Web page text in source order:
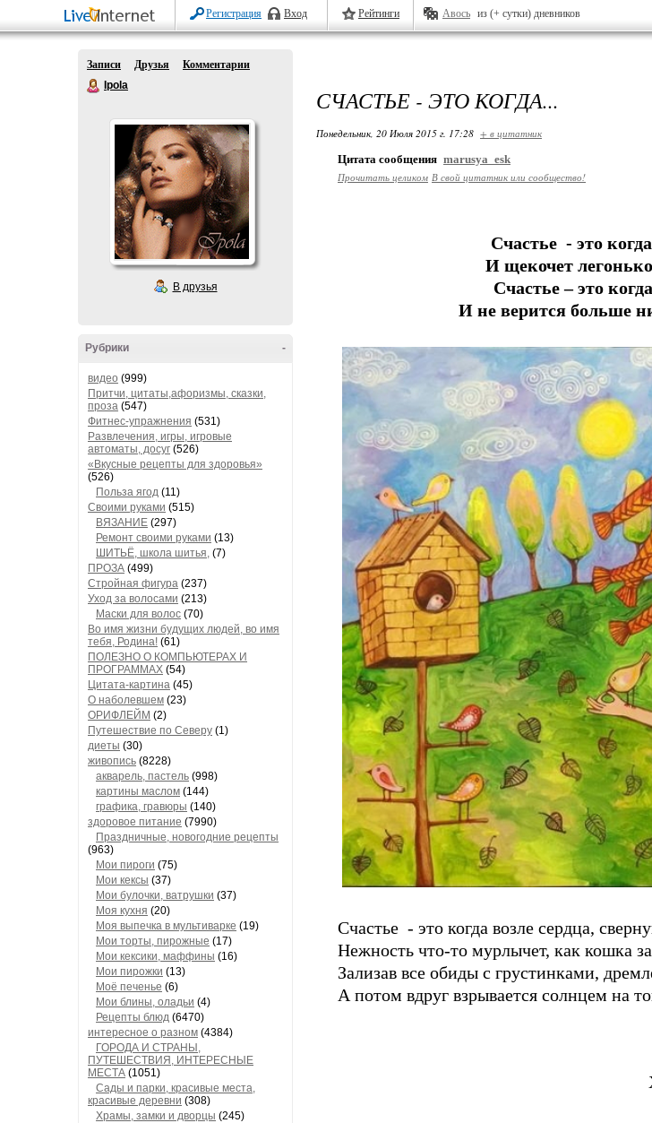
Регистрация Вход Рейтинги Авось из (+ сутки) дневников
Записи Друзья
Комментарии
Ipola
В друзья
-
Рубрики
видео (999)
Притчи, цитаты,афоризмы, сказки,
проза (547)
Фитнес-упражнения (531)
Развлечения, игры, игровые
автоматы, досуг (526)
«Вкусные рецепты для здоровья»
(526)
Польза ягод (11)
Своими руками (515)
ВЯЗАНИЕ (297)
Ремонт своими руками (13)
ШИТЬЁ, школа шитья, (7)
ПРОЗА (499)
Стройная фигура (237)
Уход за волосами (213)
Маски для волос (70)
Во имя жизни будущих людей, во имя
тебя, Родина! (61)
ПОЛЕЗНО О КОМПЬЮТЕРАХ И
ПРОГРАММАХ (54)
Цитата-картина (45)
О наболевшем (23)
ОРИФЛЕЙМ (2)
Путешествие по Северу (1)
диеты (30)
живопись (8228)
акварель, пастель (998)
картины маслом (144)
графика, гравюры (140)
здоровое питание (7990)
Праздничные, новогодние рецепты
(963)
Мои пироги (75)
Мои кексы (37)
Мои булочки, ватрушки (37)
Моя кухня (20)
Моя выпечка в мультиварке (19)
Мои торты, пирожные (17)
Мои кексики, маффины (16)
Мои пирожки (13)
Моё печенье (6)
Мои блины, оладьи (4)
Рецепты блюд (6470)
интересное о разном (4384)
ГОРОДА И СТРАНЫ,
ПУТЕШЕСТВИЯ, ИНТЕРЕСНЫЕ
МЕСТА (1051)
Сады и парки, красивые места,
красивые деревни (308)
Храмы, замки и дворцы (245)
СЧАСТЬЕ - ЭТО КОГДА...
Понедельник, 20 Июля 2015 г. 17:28 + в цитатник
Цитата сообщения marusya_esk
Прочитать целиком В свой цитатник или сообщество!
Счастье - это
И щекочет
Счастье – это
И не верится больше
Счастье - это когда возле сердца,
Нежность что-то мурлычет, как кошка
Зализав все обиды с грустинками,
А потом вдруг взрывается солнцем на